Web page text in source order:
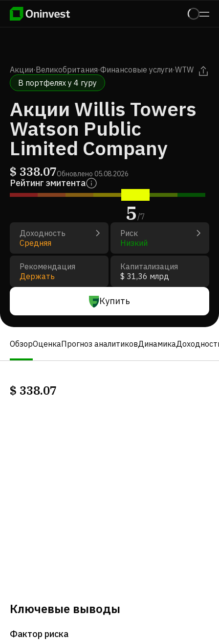
Акции·Великобритания·Финансовые услуги·WTW
В портфелях у 4 гуру
Акции Willis Towers
Watson Public
Limited Company
$ 338.07Обновлено 05.08.2026
Рейтинг эмитента
5/7
Доходность
Средняя
Риск
Низкий
Рекомендация
Держать
Капитализация
$ 31,36 млрд
Купить
ОбзорОценкаПрогноз аналитиковДинамика
$ 338.07
Ключевые выводы
Фактор риска